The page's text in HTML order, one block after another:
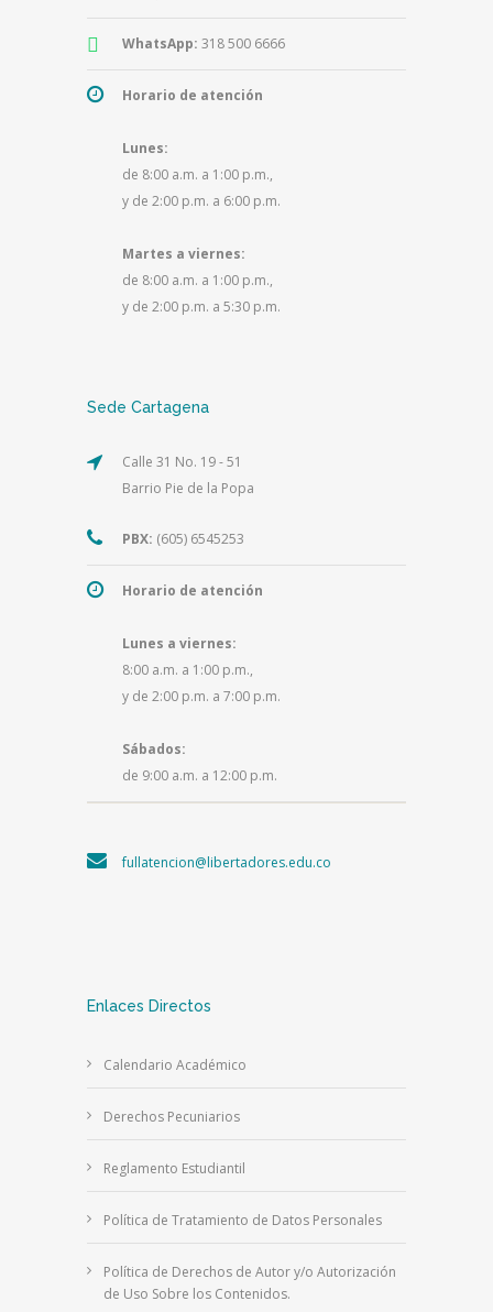
WhatsApp: 318 500 6666
Horario de atención
Lunes:
de 8:00 a.m. a 1:00 p.m.,
y de 2:00 p.m. a 6:00 p.m.
Martes a viernes:
de 8:00 a.m. a 1:00 p.m.,
y de 2:00 p.m. a 5:30 p.m.
Sede Cartagena
Calle 31 No. 19 - 51
Barrio Pie de la Popa
PBX: (605) 6545253
Horario de atención
Lunes a viernes:
8:00 a.m. a 1:00 p.m.,
y de 2:00 p.m. a 7:00 p.m.
Sábados:
de 9:00 a.m. a 12:00 p.m.
fullatencion@libertadores.edu.co
Enlaces Directos
Calendario Académico
Derechos Pecuniarios
Reglamento Estudiantil
Política de Tratamiento de Datos Personales
Política de Derechos de Autor y/o Autorización
de Uso Sobre los Contenidos.